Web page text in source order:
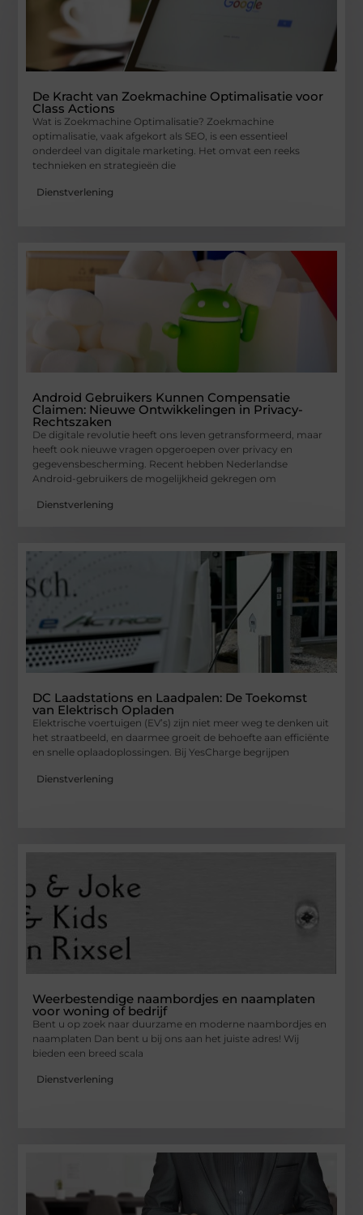
De Kracht van Zoekmachine Optimalisatie voor
Class Actions
Wat is Zoekmachine Optimalisatie? Zoekmachine
optimalisatie, vaak afgekort als SEO, is een essentieel
onderdeel van digitale marketing. Het omvat een reeks
technieken en strategieën die
Dienstverlening
Android Gebruikers Kunnen Compensatie
Claimen: Nieuwe Ontwikkelingen in Privacy-
Rechtszaken
De digitale revolutie heeft ons leven getransformeerd, maar
heeft ook nieuwe vragen opgeroepen over privacy en
gegevensbescherming. Recent hebben Nederlandse
Android-gebruikers de mogelijkheid gekregen om
Dienstverlening
DC Laadstations en Laadpalen: De Toekomst
van Elektrisch Opladen
Elektrische voertuigen (EV’s) zijn niet meer weg te denken uit
het straatbeeld, en daarmee groeit de behoefte aan efficiënte
en snelle oplaadoplossingen. Bij YesCharge begrijpen
Dienstverlening
Weerbestendige naambordjes en naamplaten
voor woning of bedrijf
Bent u op zoek naar duurzame en moderne naambordjes en
naamplaten Dan bent u bij ons aan het juiste adres! Wij
bieden een breed scala
Dienstverlening